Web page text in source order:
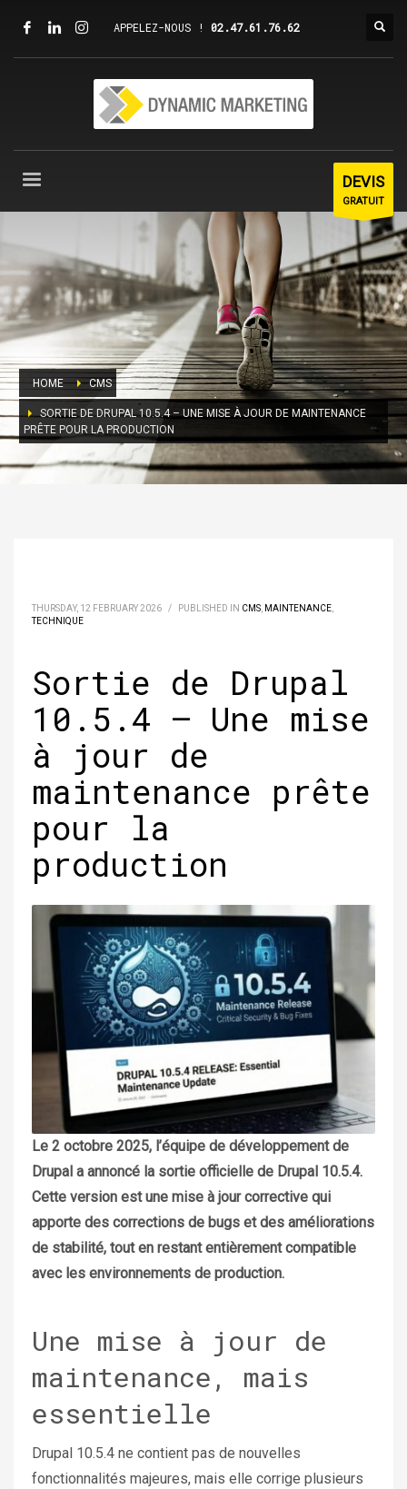
APPELEZ-NOUS ! 02.47.61.76.62
DEVIS
GRATUIT
HOME CMS
SORTIE DE DRUPAL 10.5.4 – UNE MISE À JOUR DE MAINTENANCE
PRÊTE POUR LA PRODUCTION
THURSDAY, 12 FEBRUARY 2026 / PUBLISHED IN CMS MAINTENANCE
TECHNIQUE
Sortie de Drupal
10.5.4 – Une mise
à jour de
maintenance prête
pour la
production
Le 2 octobre 2025, l’équipe de développement de
Drupal a annoncé la sortie officielle de Drupal 10.5.4.
Cette version est une mise à jour corrective qui
apporte des corrections de bugs et des améliorations
de stabilité, tout en restant entièrement compatible
avec les environnements de production.
Une mise à jour de
maintenance, mais
essentielle
Drupal 10.5.4 ne contient pas de nouvelles
fonctionnalités majeures, mais elle corrige plusieurs